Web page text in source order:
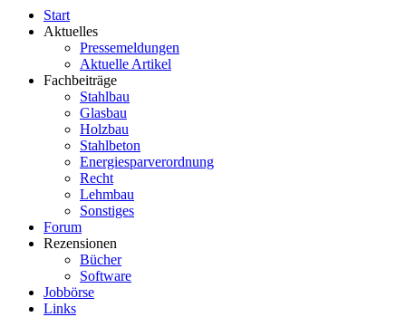
Start
Aktuelles
Pressemeldungen
Aktuelle Artikel
Fachbeiträge
Stahlbau
Glasbau
Holzbau
Stahlbeton
Energiesparverordnung
Recht
Lehmbau
Sonstiges
Forum
Rezensionen
Bücher
Software
Jobbörse
Links